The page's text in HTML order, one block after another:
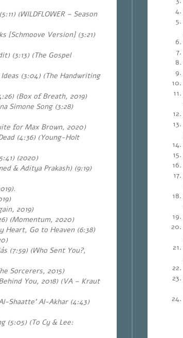
(WILDFLOWER – Season
[Schmoove Version] (3:21)
(3:13) (The Gospel
(3:04) (The Handwriting
(Box of Breath, 2019)
Simone Song (3:28)
for Max Brown, 2020)
(4:36) (Young-Holt
(2020)
& Aditya Prakash) (9:19)
2019)
(Momentum, 2020)
Heart, Go to Heaven (6:38)
(7:59) (Who Sent You?,
Sorcerers, 2015)
You, 2018) (VA – Kraut
Shaatte’ Al-Akhar (4:43)
(5:05) (To Cy & Lee: